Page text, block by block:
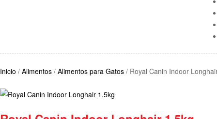
Inicio / Alimentos / Alimentos para Gatos / Royal Canin Indoor